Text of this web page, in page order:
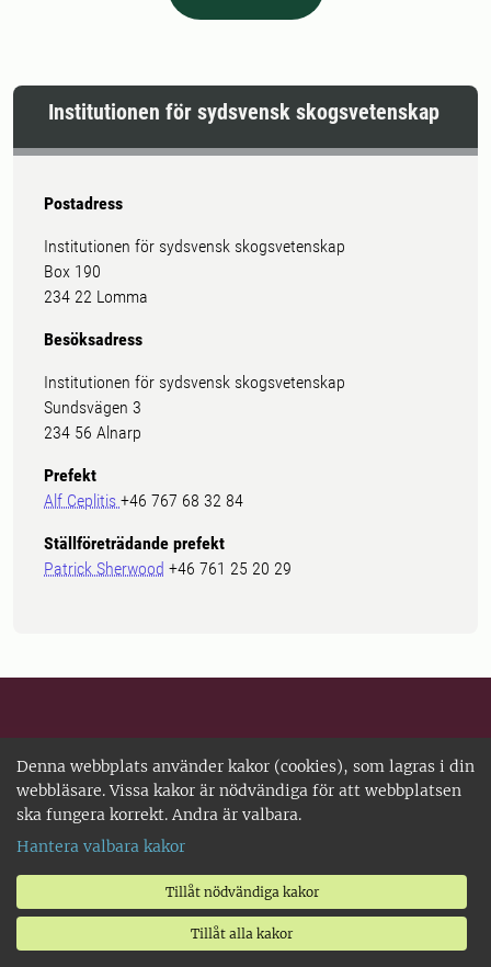
Denna webbplats använder kakor (cookies), som lagras i din
webbläsare. Vissa kakor är nödvändiga för att webbplatsen
ska fungera korrekt. Andra är valbara.
Hantera valbara kakor
Tillåt nödvändiga kakor
Tillåt alla kakor
Institutionen för sydsvensk skogsvetenskap
Postadress
Institutionen för sydsvensk skogsvetenskap
Box 190
234 22 Lomma
Besöksadress
Institutionen för sydsvensk skogsvetenskap
Sundsvägen 3
234 56 Alnarp
Prefekt
Alf Ceplitis +46 767 68 32 84
Ställföreträdande prefekt
Patrick Sherwood +46 761 25 20 29
Utvalda ingångar
Studentwebb
SLU-biblioteket
Universitetsdjursjukhuset
Centrumbildningar
Art- och miljödata